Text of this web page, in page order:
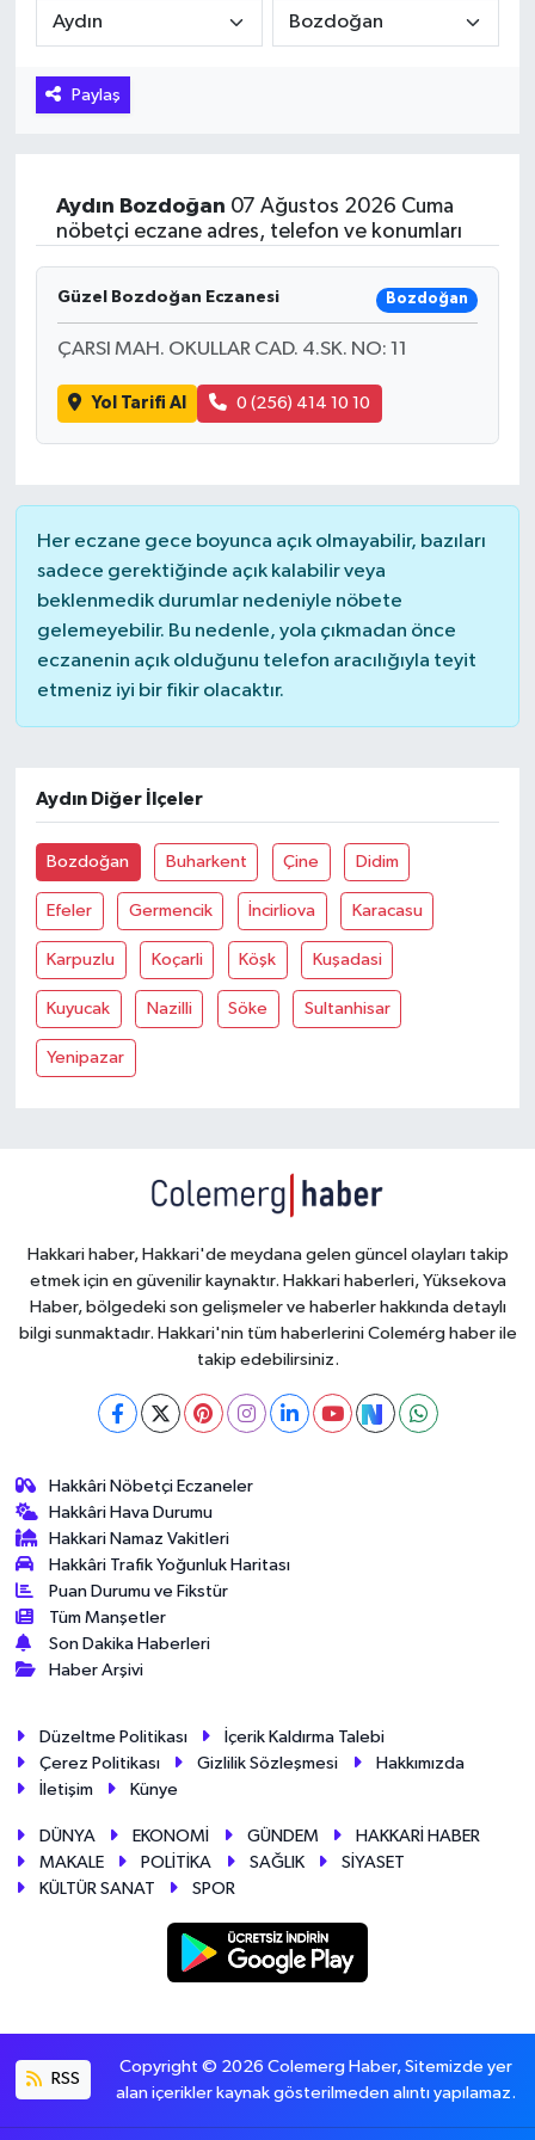
Paylaş
Aydın Bozdoğan 07 Ağustos 2026 Cuma
nöbetçi eczane adres, telefon ve konumları
Güzel Bozdoğan Eczanesi Bozdoğan
ÇARSI MAH. OKULLAR CAD. 4.SK. NO: 11
Yol Tarifi Al 0 (256) 414 10 10
Her eczane gece boyunca açık olmayabilir, bazıları
sadece gerektiğinde açık kalabilir veya
beklenmedik durumlar nedeniyle nöbete
gelemeyebilir. Bu nedenle, yola çıkmadan önce
eczanenin açık olduğunu telefon aracılığıyla teyit
etmeniz iyi bir fikir olacaktır.
Aydın Diğer İlçeler
Bozdoğan Buharkent Çine Didim
Efeler Germencik İncirliova Karacasu
Karpuzlu Koçarli Köşk Kuşadasi
Kuyucak Nazilli Söke Sultanhisar
Yenipazar
Hakkari haber, Hakkari'de meydana gelen güncel olayları takip
etmek için en güvenilir kaynaktır. Hakkari haberleri, Yüksekova
Haber, bölgedeki son gelişmeler ve haberler hakkında detaylı
bilgi sunmaktadır. Hakkari'nin tüm haberlerini Colemérg haber ile
takip edebilirsiniz.
Hakkâri Nöbetçi Eczaneler
Hakkâri Hava Durumu
Hakkari Namaz Vakitleri
Hakkâri Trafik Yoğunluk Haritası
Puan Durumu ve Fikstür
Tüm Manşetler
Son Dakika Haberleri
Haber Arşivi
Düzeltme Politikası
İçerik Kaldırma Talebi
Çerez Politikası
Gizlilik Sözleşmesi
Hakkımızda
İletişim
Künye
DÜNYA EKONOMİ GÜNDEM
HAKKARİ HABER
MAKALE
POLİTİKA SAĞLIK
SİYASET
KÜLTÜR SANAT
SPOR
RSS
Copyright © 2026 Colemerg Haber, Sitemizde yer
alan içerikler kaynak gösterilmeden alıntı yapılamaz.
Hakkari Haber
İLGİNÇ HABERLER
KÜLTÜR SANAT
MAGAZİN
MAKALE
POLİTİKA
SİYASET
SPOR